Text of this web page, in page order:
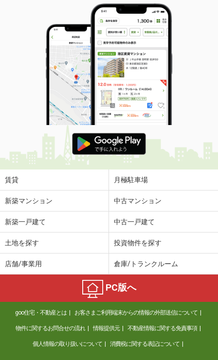
賃貸 月極駐車場
新築マンション 中古マンション
新築一戸建て 中古一戸建て
土地を探す 投資物件を探す
店舗/事業用 倉庫/トランクルーム
PC版へ
goo住宅・不動産とは お客さまご利用端末からの情報の外部送信について
物件に関するお問合せの流れ 情報提供元 不動産情報に関する免責事項
個人情報の取り扱いについて 消費税に関する表記について